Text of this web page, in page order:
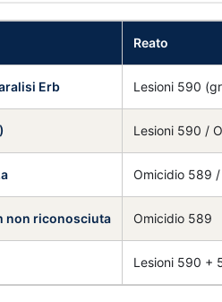
Reato
Erb Lesioni 590
Lesioni 590 /
Omicidio 589
non riconosciuta Omicidio 589
Lesioni 590 +